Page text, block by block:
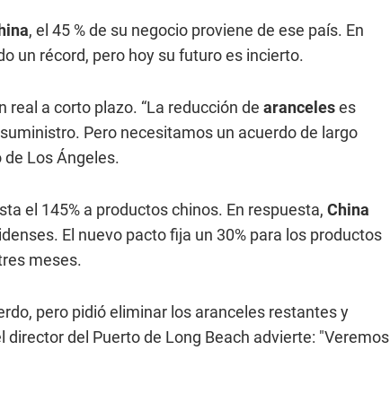
, el 45 % de su negocio proviene de ese país. En
un récord, pero hoy su futuro es incierto.
real a corto plazo. “La reducción de aranceleses
Pero necesitamos un acuerdo de largo
de Los Ángeles.
el 145% a productos chinos. En respuesta, China
El nuevo pacto fija un 30% para los productos
meses.
pero pidió eliminar los aranceles restantes y
del Puerto de Long Beach advierte: "Veremos